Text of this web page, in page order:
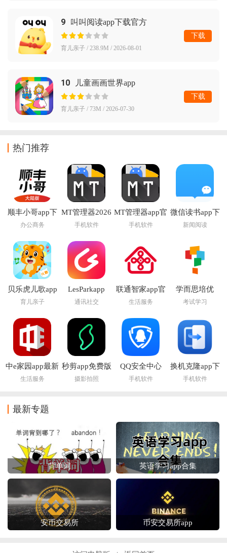
9 叫叫阅读app下载官方
育儿亲子 / 238.9M / 2026-08-01
下载
10 儿童画画世界app
育儿亲子 / 73M / 2026-07-30
下载
热门推荐
顺丰小哥app下
载
办公商务
MT管理器2026
官方最新版本
手机软件
MT管理器app官
方版下载
手机软件
微信读书app下
载安装官方版
新闻阅读
贝乐虎儿歌app
育儿亲子
LesParkapp
通讯社交
联通智家app官
方正版
生活服务
学而思培优
考试学习
中e家园app最新
版下载安装
生活服务
秒剪app免费版
摄影拍照
QQ安全中心
2026最新版本
手机软件
换机克隆app下
载
手机软件
最新专题
背单词 英语学习app合集
安币交易所 币安交易所app